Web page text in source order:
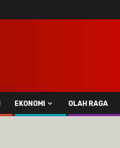
EKONOMI OLAH RAGA